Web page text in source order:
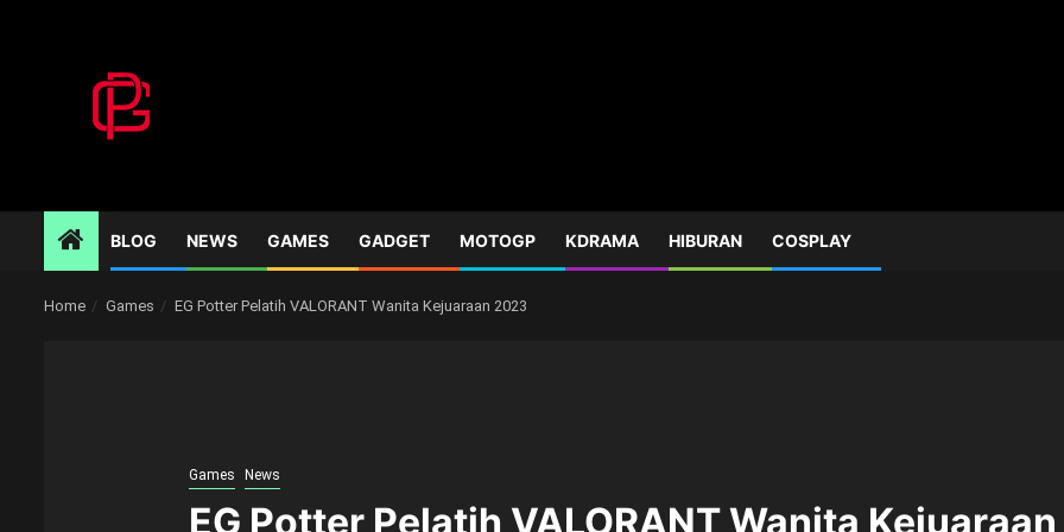
BLOG NEWS GAMES GADGET MOTOGP KDRAMA HIBURAN COSPLAY
Home Games EG Potter Pelatih VALORANT Wanita Kejuaraan 2023
Games News
EG Potter Pelatih VALORANT Wanita